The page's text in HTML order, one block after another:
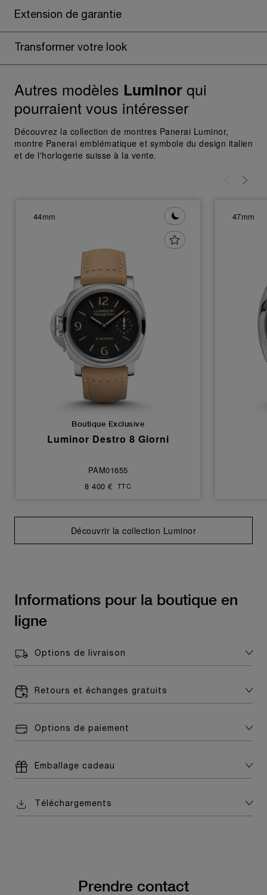
Extension de garantie
Transformer votre look
Autres modèles Luminorqui
pourraient vous intéresser
Découvrez la collection de montres Panerai Luminor,
montre Panerai emblématique et symbole du design italien
et de l'horlogerie suisse à la vente.
44mm
Boutique Exclusive
Luminor Destro 8 Giorni
PAM01655
8 400 € TTC
47mm
Découvrir la collection Luminor
Informations pour la boutique en
ligne
Options de livraison
Retours et échanges gratuits
Options de paiement
Emballage cadeau
Téléchargements
Prendre contact
des cookies susmentionnés
pour l’utilisation des cookies techniques.